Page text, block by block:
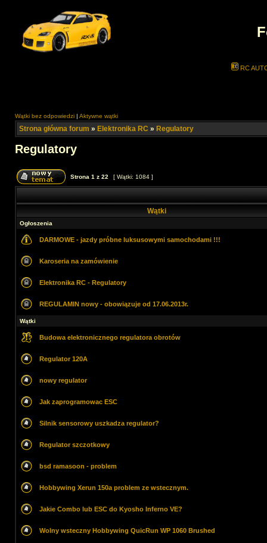
RC
Wątki bez odpowiedzi | Aktywne wątki
Strona główna forum » Elektronika RC » Regulatory
Regulatory
Strona 1 z 22 [ Wątki: 1084 ]
Wątki
Ogłoszenia
DARMOWE - jazdy próbne luksusowymi samochodami !!!
Karoseria na zamówienie
Elektronika RC - Regulatory
REGULAMIN nowy - obowiązuje od 17.06.2013r.
Wątki
Budowa elektronicznego regulatora obrotów
Regulator 120A
nowy regulator
Jak zaprogramowac ESC
Silnik sensorowy uszkadza regulator?
Regulator szczotkowy
bsd ramasoon - problem
Hobbywing Xerun 150a problem ze wstecznym.
Jakie Combo lub ESC do Kyosho Inferno VE?
Wolny wsteczny Hobbywing QuicRun WP 1060 Brushed